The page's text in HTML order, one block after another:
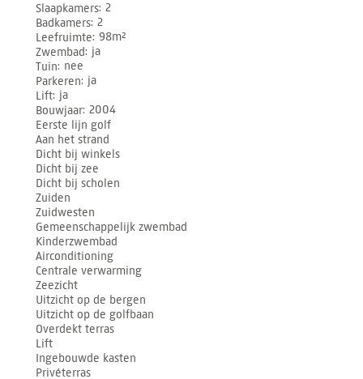
Slaapkamers 2
Badkamers 2
Leefruimte 98m²
Zwembad ja
Tuin nee
Parkeren ja
Lift ja
Bouwjaar 2004
Eerste lijn golf
Aan het strand
Dicht bij winkels
Dicht bij zee
Dicht bij scholen
Zuiden
Zuidwesten
Gemeenschappelijk zwembad
Kinderzwembad
Airconditioning
Centrale verwarming
Zeezicht
Uitzicht op de bergen
Uitzicht op de golfbaan
Overdekt terras
Lift
Ingebouwde kasten
Privéterras